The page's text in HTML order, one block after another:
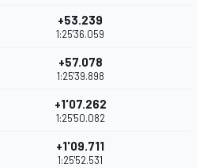
+53.239
1:25'36.059
+57.078
1:25'39.898
+1'07.262
1:25'50.082
+1'09.711
1:25'52.531